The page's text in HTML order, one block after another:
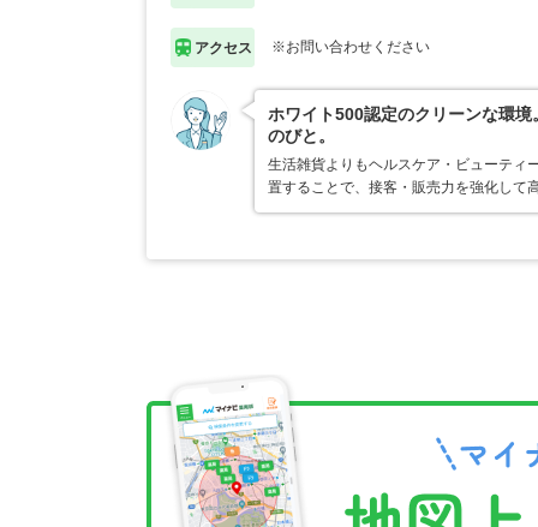
アクセス ※お問い合わせください
ホワイト500認定のクリーンな環
のびと。
生活雑貨よりもヘルスケア・ビューティ
置することで、接客・販売力を強化して